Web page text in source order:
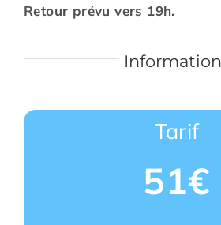
Retour prévu vers 19h.
Tarif
51€